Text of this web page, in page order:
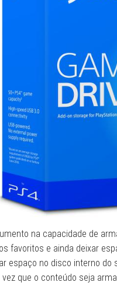
na capacidade de
favoritos e ainda deixar
espaço no disco interno
que o conteúdo seja